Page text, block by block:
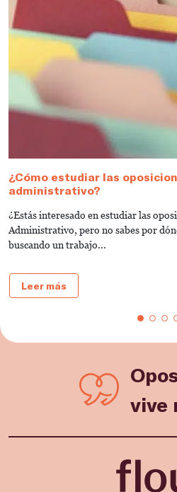
¿Cómo estudiar las
administrativo?
¿Estás interesado en estudiar las
Administrativo, pero no sabes por
buscando un trabajo...
Leer más
vive